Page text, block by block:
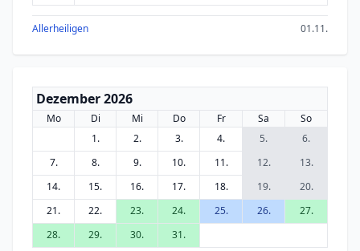
Allerheiligen 01.11.
Dezember 2026
Mo Di Mi Do Fr Sa
So
1.
2. 3. 4. 5.
6.
7.
8. 9. 10. 11. 12.
13.
14.
15. 16. 17. 18. 19.
20.
21.
22. 23. 24. 25. 26.
27.
28.
29. 30. 31.